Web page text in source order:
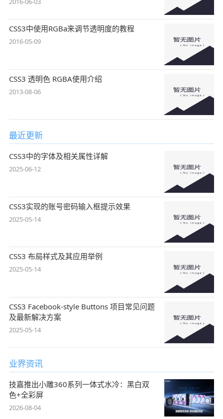
CSS3中使用RGBa来调节透明度的教程
2016-05-09
CSS3 透明色 RGBA使用介绍
2013-08-06
最近更新
CSS3中的字体及相关属性详解
2025-06-12
CSS3实现的账号密码输入框提示效果
2025-05-14
CSS3 布局样式及其应用举例
2025-05-14
CSS3 Facebook-style Buttons 项目常见问题
及最新解决方案
2025-05-14
业界资讯
技嘉推出小雕360系列一体式水冷：黑白双
色+全彩屏
2026-08-04